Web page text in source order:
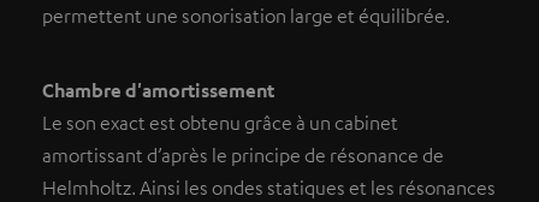
permettent une sonorisation large et équilibrée.
Chambre d'amortissement
Le son exact est obtenu grâce à un cabinet
amortissant d’après le principe de résonance de
Helmholtz. Ainsi les ondes statiques et les résonances